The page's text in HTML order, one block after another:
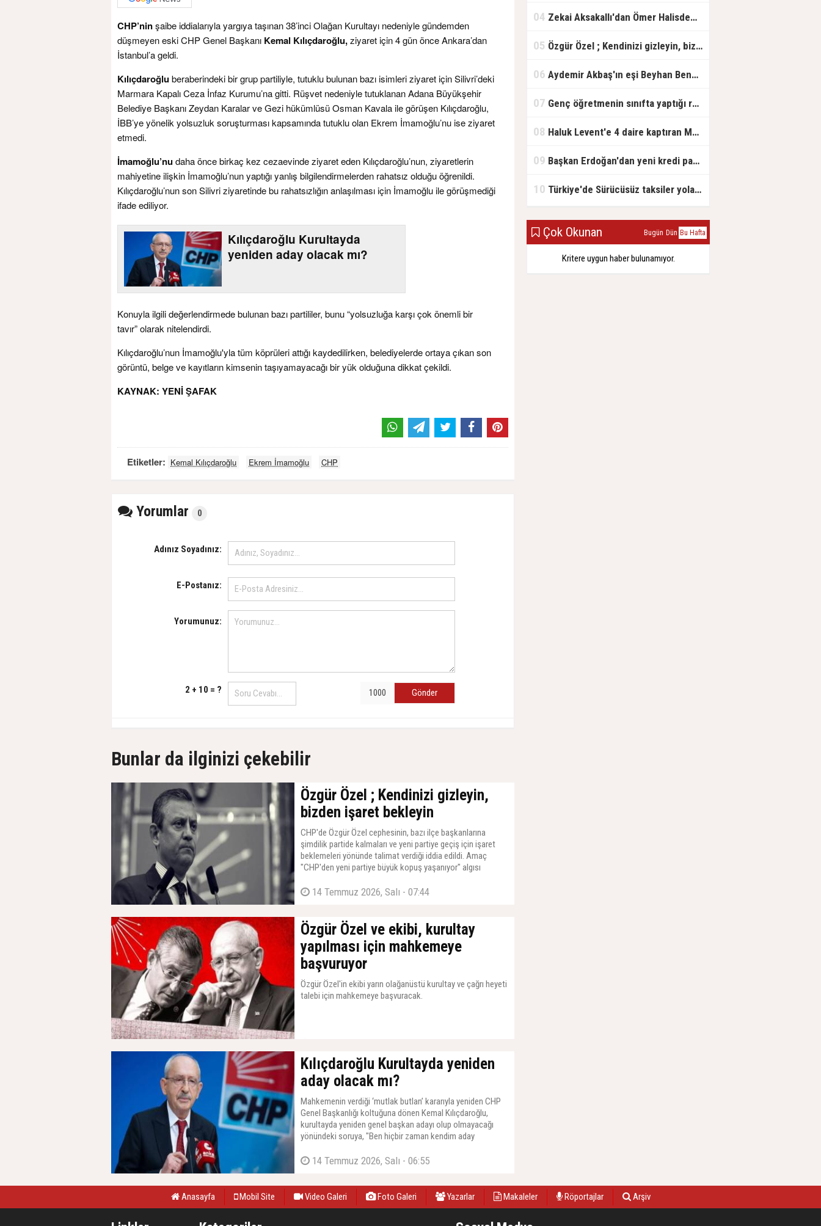
CHP’ninşaibe iddialarıyla yargıya taşınan 38’inci Olağan Kurultayı nedeniyle gündemden
düşmeyen eski CHP Genel Başkanı Kemal Kılıçdaroğlu,ziyaret için 4 gün önce Ankara’dan
İstanbul’a geldi.
Kılıçdaroğluberaberindeki bir grup partiliyle, tutuklu bulunan bazı isimleri ziyaret için Silivri’deki
Marmara Kapalı Ceza İnfaz Kurumu’na gitti. Rüşvet nedeniyle tutuklanan Adana Büyükşehir
Belediye Başkanı Zeydan Karalar ve Gezi hükümlüsü Osman Kavala ile görüşen Kılıçdaroğlu,
İBB’ye yönelik yolsuzluk soruşturması kapsamında tutuklu olan Ekrem İmamoğlu’nu ise ziyaret
etmedi.
İmamoğlu’nudaha önce birkaç kez cezaevinde ziyaret eden Kılıçdaroğlu’nun, ziyaretlerin
mahiyetine ilişkin İmamoğlu’nun yaptığı yanlış bilgilendirmelerden rahatsız olduğu öğrenildi.
Kılıçdaroğlu’nun son Silivri ziyaretinde bu rahatsızlığın anlaşılması için İmamoğlu ile görüşmediği
ifade ediliyor.
Kılıçdaroğlu Kurultayda
yeniden aday olacak mı?
Konuyla ilgili değerlendirmede bulunan bazı partililer, bunu “yolsuzluğa karşı çok önemli bir
tavır” olarak nitelendirdi.
Kılıçdaroğlu’nun İmamoğlu'yla tüm köprüleri attığı kaydedilirken, belediyelerde ortaya çıkan son
görüntü, belge ve kayıtların kimsenin taşıyamayacağı bir yük olduğuna dikkat çekildi.
KAYNAK: YENİ ŞAFAK
Etiketler: Kemal Kılıçdaroğlu Ekrem İmamoğlu CHP
Yorumlar 0
Adınız Soyadınız:
E-Postanız:
Yorumunuz:
2 + 10 = ? Gönder
Bunlar da ilginizi çekebilir
Özgür Özel ; Kendinizi gizleyin,
bizden işaret bekleyin
CHP'de Özgür Özel cephesinin, bazı ilçe başkanlarına
şimdilik partide kalmaları ve yeni partiye geçiş için işaret
beklemeleri yönünde talimat verdiği iddia edildi. Amaç
"CHP'den yeni partiye büyük kopuş yaşanıyor" algısı
14 Temmuz 2026, Salı - 07:44
Özgür Özel ve ekibi, kurultay
yapılması için mahkemeye
başvuruyor
Özgür Özel'in ekibi yarın olağanüstü kurultay ve çağrı heyeti
talebi için mahkemeye başvuracak.
Kılıçdaroğlu Kurultayda yeniden
aday olacak mı?
Mahkemenin verdiği ‘mutlak butlan’ kararıyla yeniden CHP
Genel Başkanlığı koltuğuna dönen Kemal Kılıçdaroğlu,
kurultayda yeniden genel başkan adayı olup olmayacağı
yönündeki soruya, "Ben hiçbir zaman kendim aday
düşünürüm" yanıtını verdi.
14 Temmuz 2026, Salı - 06:55
ücretsiz hizmet vermenin
04 Zekai Aksakallı'dan Ömer Halisdemir'e 'vefa' ziyareti!
05 Özgür Özel ; Kendinizi gizleyin, bizden işaret bekleyin
06 Aydemir Akbaş'ın eşi Beyhan Benek Akbaş hayatını kaybetti
07 Genç öğretmenin sınıfta yaptığı rezil paylaşım
08 Haluk Levent'e 4 daire kaptıran Müteahhit soluğu savcılıkta aldı
09 Başkan Erdoğan'dan yeni kredi paketi müjdesi: 6 ay geri ödemesiz, 36 ay vadeli
10 Türkiye'de Sürücüsüz taksiler yola çıkmaya hazırlanıyor
Çok Okunan Bugün Dün Bu Hafta
Kritere uygun haber bulunamıyor.
Anasayfa Mobil Site Video Galeri Foto Galeri Yazarlar Makaleler Röportajlar Arşiv